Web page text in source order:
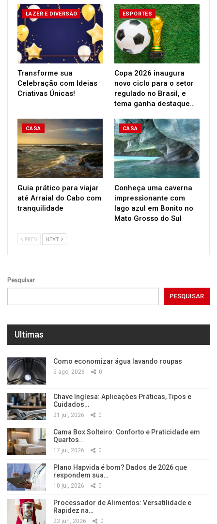
LAZER E DIVERSÃO
Transforme sua
Celebração com Ideias
Criativas Únicas!
ESPORTES
Copa 2026 inaugura
novo ciclo para o setor
regulado no Brasil, e
tema ganha destaque…
CASA
Guia prático para viajar
até Arraial do Cabo com
tranquilidade
CASA
Conheça uma caverna
impressionante com
lago azul em Bonito no
Mato Grosso do Sul
PREV NEXT
Pesquisar
PESQUISAR
Ultimas
Como economizar água lavando roupas
5 ago, 2026 0
Chave Inglesa: Aplicações Práticas, Tipos e
Cuidados…
21 jul, 2026 0
Cama Box Solteiro: Conforto e Praticidade em
Quartos…
17 jul, 2026 0
Plano Hapvida é bom? Dados de 2026 que
respondem sua…
10 jul, 2026 0
Processador de Alimentos: Versatilidade e
Rapidez na…
23 jun, 2026 0